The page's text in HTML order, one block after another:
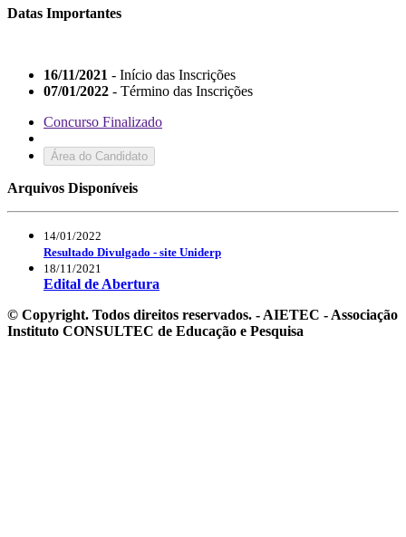
Datas Importantes
16/11/2021 - Início das Inscrições
07/01/2022 - Término das Inscrições
Concurso Finalizado
Área do Candidato
Arquivos Disponíveis
14/01/2022
Resultado Divulgado - site Uniderp
18/11/2021
Edital de Abertura
© Copyright. Todos direitos reservados. - AIETEC - Associação
Instituto CONSULTEC de Educação e Pesquisa